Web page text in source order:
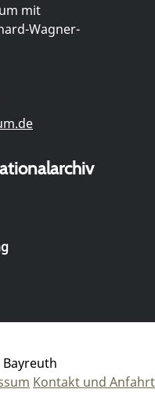
mit
Wagner-
Kontakt und Anfahrt